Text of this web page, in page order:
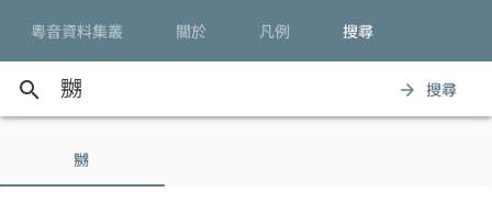
粵音資料集叢 關於 凡例 搜尋
search arrow_forward 搜尋
嬲